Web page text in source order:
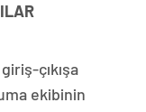
çıkışa
ekibinin